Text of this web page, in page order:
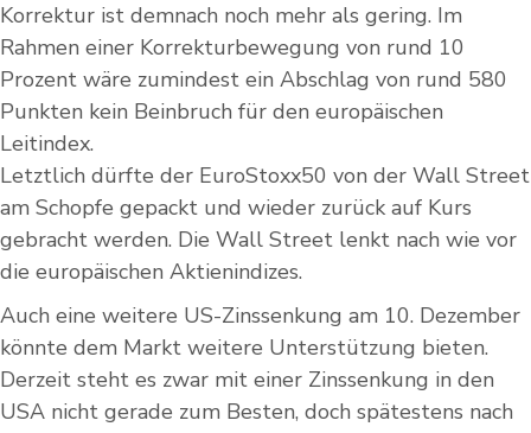
Korrektur ist demnach noch mehr als gering. Im
Rahmen einer Korrekturbewegung von rund 10
Prozent wäre zumindest ein Abschlag von rund 580
Punkten kein Beinbruch für den europäischen
Leitindex.
Letztlich dürfte der EuroStoxx50 von der Wall Street
am Schopfe gepackt und wieder zurück auf Kurs
gebracht werden. Die Wall Street lenkt nach wie vor
die europäischen Aktienindizes.
Auch eine weitere US-Zinssenkung am 10. Dezember
könnte dem Markt weitere Unterstützung bieten.
Derzeit steht es zwar mit einer Zinssenkung in den
USA nicht gerade zum Besten, doch spätestens nach